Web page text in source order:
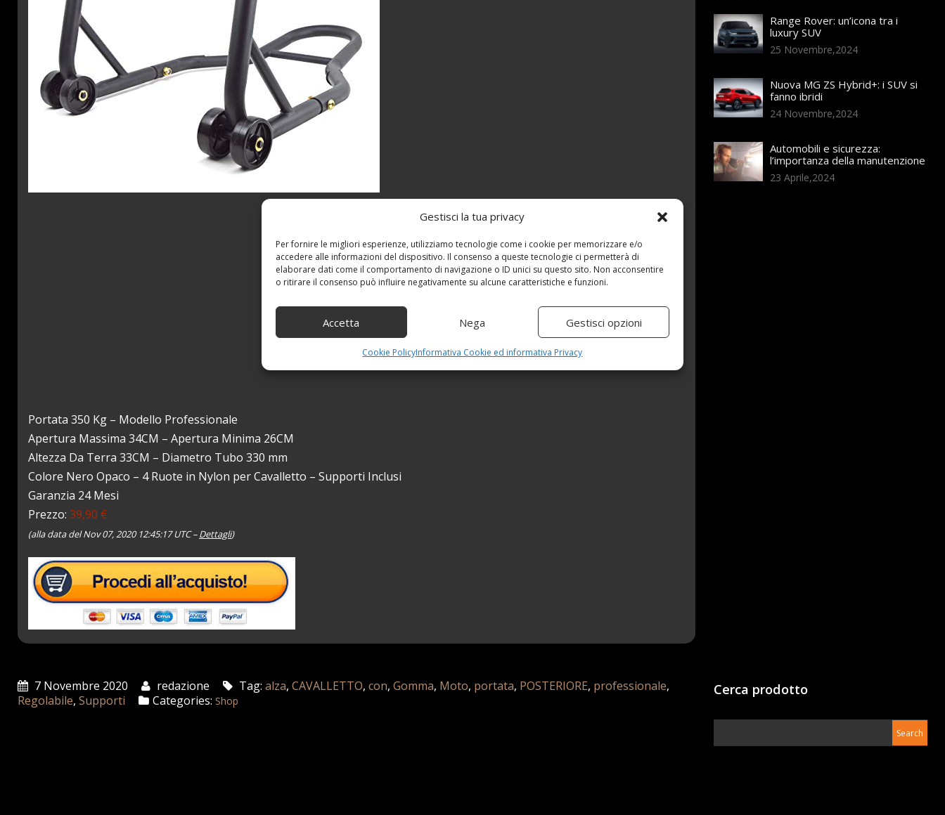
Gestisci la tua privacy
Per fornire le migliori esperienze, utilizziamo tecnologie come i cookie per memorizzare e/o
accedere alle informazioni del dispositivo. Il consenso a queste tecnologie ci permetterà di
elaborare dati come il comportamento di navigazione o ID unici su questo sito. Non acconsentire
o ritirare il consenso può influire negativamente su alcune caratteristiche e funzioni.
Accetta Nega Gestisci opzioni
Cookie PolicyInformativa Cookie ed informativa Privacy
Portata 350 Kg – Modello Professionale
Apertura Massima 34CM – Apertura Minima 26CM
Altezza Da Terra 33CM – Diametro Tubo 330 mm
Colore Nero Opaco – 4 Ruote in Nylon per Cavalletto – Supporti Inclusi
Garanzia 24 Mesi
Prezzo:39,90 €
(alla data del Nov 07, 2020 12:45:17 UTC –Dettagli)
7 Novembre 2020 redazione Tag:alza,CAVALLETTO,con,Gomma, Moto, portata, POSTERIORE, professionale,
Regolabile,Supporti Categories: Shop
Range Rover: un’icona tra i
luxury SUV
25 Novembre,2024
Nuova MG ZS Hybrid+: i SUV si
fanno ibridi
24 Novembre,2024
Automobili e sicurezza:
l’importanza della manutenzione
23 Aprile,2024
Cerca prodotto